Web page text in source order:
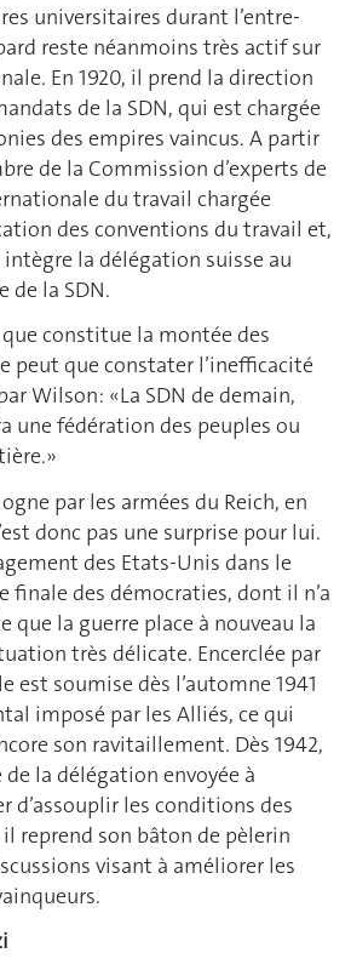
universitaires durant l’entre-
reste néanmoins très actif sur
En 1920, il prend la direction
de la SDN, qui est chargée
des empires vaincus. A partir
de la Commission d’experts de
du travail chargée
des conventions du travail et,
intègre la délégation suisse au
de la SDN.
constitue la montée des
peut que constater l’inefficacité
Wilson: «La SDN de demain,
une fédération des peuples ou
par les armées du Reich, en
donc pas une surprise pour lui.
des Etats-Unis dans le
des démocraties, dont il n’a
que la guerre place à nouveau la
très délicate. Encerclée par
est soumise dès l’automne 1941
imposé par les Alliés, ce qui
son ravitaillement. Dès 1942,
la délégation envoyée à
d’assouplir les conditions des
reprend son bâton de pèlerin
visant à améliorer les